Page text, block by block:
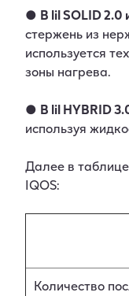
● В lil SOLID 2.0
стержень из
используется
зоны нагрева.
● В lil HYBRID
используя
Далее в
IQOS:
Количество